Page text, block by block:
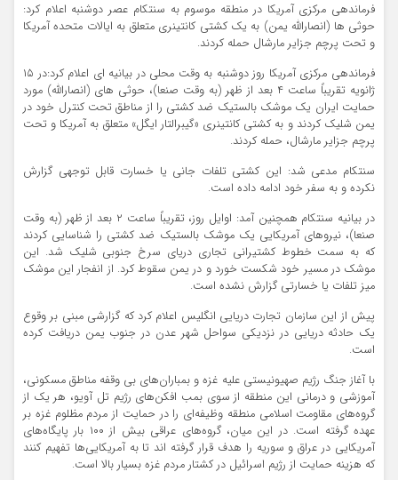
فرماندهی مرکزی آمریکا در منطقه موسوم به سنتکام عصر دوشنبه اعلام کرد:
حوثی ها (انصارالله یمن) به یک کشتی کانتینری متعلق به ایالات متحده آمریکا
و تحت پرچم جزایر مارشال حمله کردند.
فرماندهی مرکزی آمریکا روز دوشنبه به وقت محلی در بیانیه ای اعلام کرد:در ۱۵
ژانویه تقریباً ساعت ۴ بعد از ظهر (به وقت صنعا)، حوثی های (انصارالله) مورد
حمایت ایران یک موشک بالستیک ضد کشتی را از مناطق تحت کنترل خود در
یمن شلیک کردند و به کشتی کانتینری «گیبرالتار ایگل» متعلق به آمریکا و تحت
پرچم جزایر مارشال، حمله کردند.
سنتکام مدعی شد: این کشتی تلفات جانی یا خسارت قابل توجهی گزارش
نکرده و به سفر خود ادامه داده است.
در بیانیه سنتکام همچنین آمد: اوایل روز، تقریباً ساعت ۲ بعد از ظهر (به وقت
صنعا)، نیروهای آمریکایی یک موشک بالستیک ضد کشتی را شناسایی کردند
که به سمت خطوط کشتیرانی تجاری دریای سرخ جنوبی شلیک شد. این
موشک در مسیر خود شکست خورد و در یمن سقوط کرد. از انفجار این موشک
میز تلفات یا خسارتی گزارش نشده است.
پیش از این سازمان تجارت دریایی انگلیس اعلام کرد که گزارشی مبنی بر وقوع
یک حادثه دریایی در نزدیکی سواحل شهر عدن در جنوب یمن دریافت کرده
است.
با آغاز جنگ رژیم صهیونیستی علیه غزه و بمباران‌های بی وقفه مناطق مسکونی،
آموزشی و درمانی این منطقه از سوی بمب افکن‌های رژیم تل آویو، هر یک از
گروه‌های مقاومت اسلامی منطقه وظیفه‌ای را در حمایت از مردم مظلوم غزه بر
عهده گرفته است. در این میان، گروه‌های عراقی بیش از ۱۰۰ بار پایگاه‌های
آمریکایی در عراق و سوریه را هدف قرار گرفته اند تا به آمریکایی‌ها تفهیم کنند
که هزینه حمایت از رژیم اسرائیل در کشتار مردم غزه بسیار بالا است.